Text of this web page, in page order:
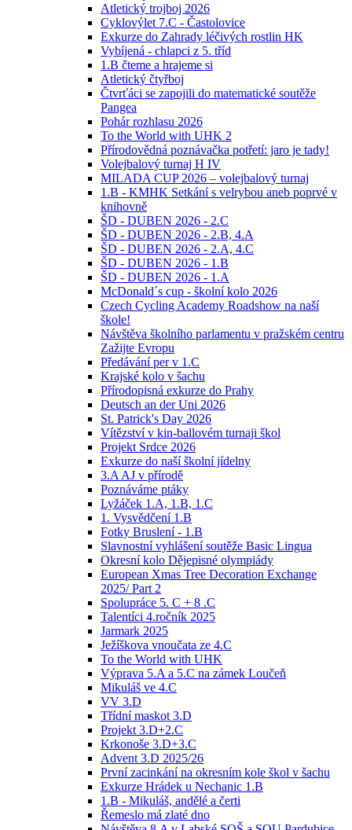
Atletický trojboj 2026
Cyklovýlet 7.C - Častolovice
Exkurze do Zahrady léčivých rostlin HK
Vybíjená - chlapci z 5. tříd
1.B čteme a hrajeme si
Atletický čtyřboj
Čtvrťáci se zapojili do matematické soutěže
Pangea
Pohár rozhlasu 2026
To the World with UHK 2
Přírodovědná poznávačka potřetí: jaro je tady!
Volejbalový turnaj H IV
MILADA CUP 2026 – volejbalový turnaj
1.B - KMHK Setkání s velrybou aneb poprvé v
knihovně
ŠD - DUBEN 2026 - 2.C
ŠD - DUBEN 2026 - 2.B, 4.A
ŠD - DUBEN 2026 - 2.A, 4.C
ŠD - DUBEN 2026 - 1.B
ŠD - DUBEN 2026 - 1.A
McDonald´s cup - školní kolo 2026
Czech Cycling Academy Roadshow na naší
škole!
Návštěva školního parlamentu v pražském centru
Zažijte Evropu
Předávání per v 1.C
Krajské kolo v šachu
Přírodopisná exkurze do Prahy
Deutsch an der Uni 2026
St. Patrick's Day 2026
Vítězství v kin-ballovém turnaji škol
Projekt Srdce 2026
Exkurze do naší školní jídelny
3.A AJ v přírodě
Poznáváme ptáky
Lyžáček 1.A, 1.B, 1.C
1. Vysvědčení 1.B
Fotky Bruslení - 1.B
Slavnostní vyhlášení soutěže Basic Lingua
Okresní kolo Dějepisné olympiády
European Xmas Tree Decoration Exchange
2025/ Part 2
Spolupráce 5. C + 8 .C
Talentíci 4.ročník 2025
Jarmark 2025
Ježíškova vnoučata ze 4.C
To the World with UHK
Výprava 5.A a 5.C na zámek Loučeň
Mikuláš ve 4.C
VV 3.D
Třídní maskot 3.D
Projekt 3.D+2.C
Krkonoše 3.D+3.C
Advent 3.D 2025/26
První zacinkání na okresním kole škol v šachu
Exkurze Hrádek u Nechanic 1.B
1.B - Mikuláš, andělé a čerti
Řemeslo má zlaté dno